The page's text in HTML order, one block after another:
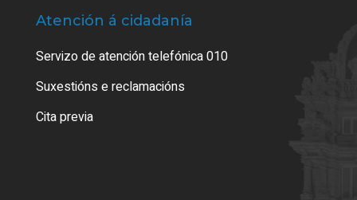
Atención á cidadanía
Servizo de atención telefónica 010
Suxestións e reclamacións
Cita previa